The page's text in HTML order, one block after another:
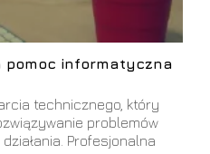
pomoc informatyczna
technicznego, który
problemów
Profesjonalna